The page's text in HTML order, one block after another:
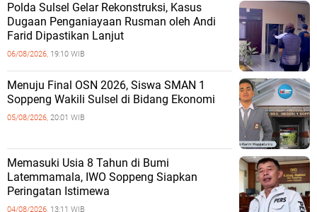
Polda Sulsel Gelar Rekonstruksi, Kasus
Dugaan Penganiayaan Rusman oleh Andi
Farid Dipastikan Lanjut
06/08/2026, 19:10 WIB
Menuju Final OSN 2026, Siswa SMAN 1
Soppeng Wakili Sulsel di Bidang Ekonomi
05/08/2026, 20:01 WIB
Memasuki Usia 8 Tahun di Bumi
Latemmamala, IWO Soppeng Siapkan
Peringatan Istimewa
04/08/2026, 13:11 WIB